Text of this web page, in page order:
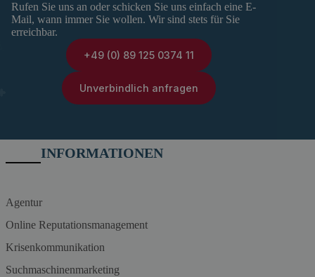
Rufen Sie uns an oder schicken Sie uns einfach eine E-
Mail, wann immer Sie wollen. Wir sind stets für Sie
erreichbar.
+49 (0) 89 125 0374 11
Unverbindlich anfragen
INFORMATIONEN
Agentur
Online Reputationsmanagement
Krisenkommunikation
Suchmaschinenmarketing